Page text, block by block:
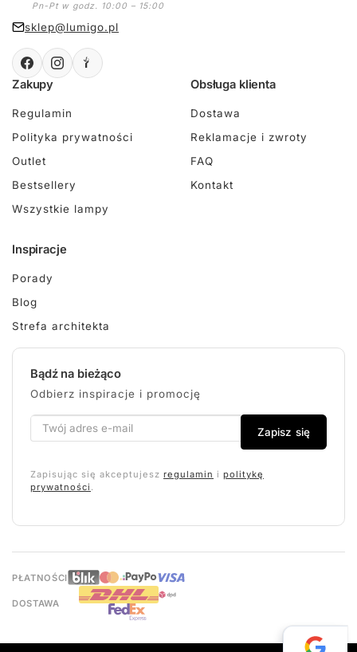
Pn-Pt w godz. 10:00 – 15:00
sklep@lumigo.pl
Zakupy
Regulamin
Polityka prywatności
Outlet
Bestsellery
Wszystkie lampy
Obsługa klienta
Dostawa
Reklamacje i zwroty
FAQ
Kontakt
Inspiracje
Porady
Blog
Strefa architekta
Bądź na bieżąco
Odbierz inspiracje i promocję
Zapisz się
Zapisując się akceptujesz regulamin i politykę
prywatności .
PŁATNOŚCI
DOSTAWA